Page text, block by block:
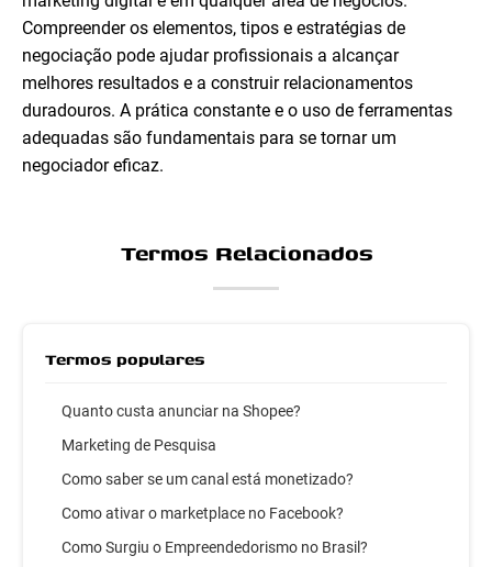
Compreender os elementos, tipos e estratégias de
negociação pode ajudar profissionais a alcançar
melhores resultados e a construir relacionamentos
duradouros. A prática constante e o uso de ferramentas
adequadas são fundamentais para se tornar um
negociador eficaz.
Termos Relacionados
Termos populares
Quanto custa anunciar na Shopee?
Marketing de Pesquisa
Como saber se um canal está monetizado?
Como ativar o marketplace no Facebook?
Como Surgiu o Empreendedorismo no Brasil?